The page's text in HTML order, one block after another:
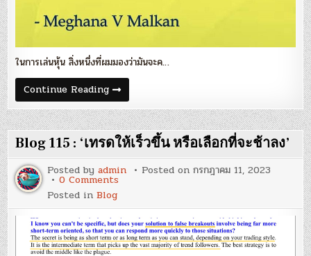
ในการเล่นหุ้น สิ่งหนึ่งที่ผมมองว่ามันจะค…
Continue ReadingBlog
116
:
‘Character
ของ
คน
เล่น
หุ้น’
Blog 115 : ‘เทรดให้เร็วขึ้น หรือเลือกที่จะช้าลง’
Posted byadmin Posted onกรกฎาคม 11, 2023
0 Comments
:
‘เทรด
ให้
เร็ว
ขึ้น
Posted inBlog